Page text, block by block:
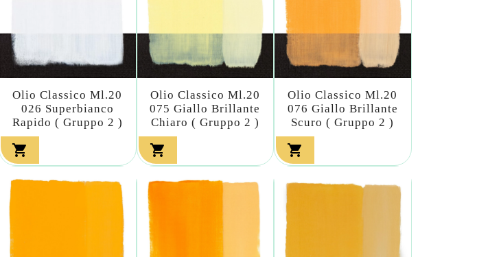
Olio Classico Ml.20
026 Superbianco
Rapido ( Gruppo 2 )

Olio Classico Ml.20
075 Giallo Brillante
Chiaro ( Gruppo 2 )

Olio Classico Ml.20
076 Giallo Brillante
Scuro ( Gruppo 2 )
